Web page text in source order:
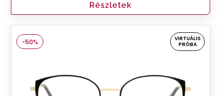
Részletek
-50%
VIRTUÁLIS
PRÓBA